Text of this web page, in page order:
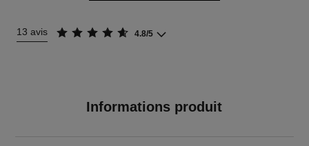
13 avis 4.8/5
Informations produit